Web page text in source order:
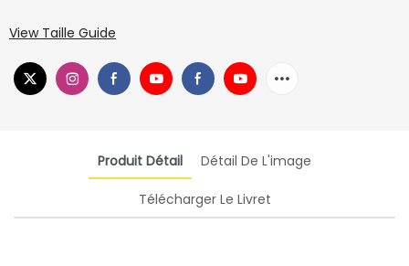
View Taille Guide
Produit Détail Détail De L'image
Télécharger Le Livret